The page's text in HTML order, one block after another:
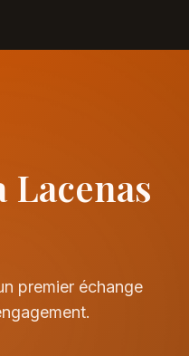
premier échange